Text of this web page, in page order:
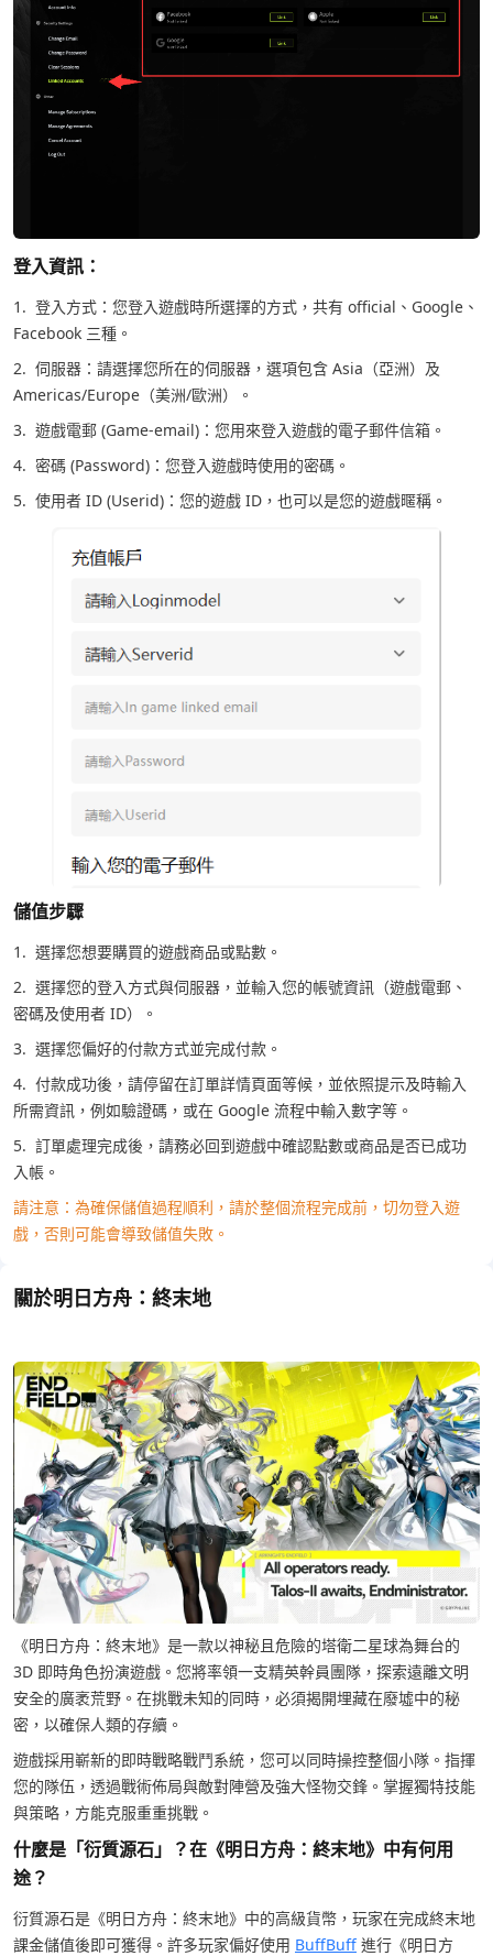
登入資訊：
1. 登入方式：您登入遊戲時所選擇的方式，共有 official、Google、
Facebook 三種。
2. 伺服器：請選擇您所在的伺服器，選項包含 Asia（亞洲）及
Americas/Europe（美洲/歐洲）。
3. 遊戲電郵 (Game-email)：您用來登入遊戲的電子郵件信箱。
4. 密碼 (Password)：您登入遊戲時使用的密碼。
5. 使用者 ID (Userid)：您的遊戲 ID，也可以是您的遊戲暱稱。
儲值步驟
1. 選擇您想要購買的遊戲商品或點數。
2. 選擇您的登入方式與伺服器，並輸入您的帳號資訊（遊戲電郵、
密碼及使用者 ID）。
3. 選擇您偏好的付款方式並完成付款。
4. 付款成功後，請停留在訂單詳情頁面等候，並依照提示及時輸入
所需資訊，例如驗證碼，或在 Google 流程中輸入數字等。
5. 訂單處理完成後，請務必回到遊戲中確認點數或商品是否已成功
入帳。
請注意：為確保儲值過程順利，請於整個流程完成前，切勿登入遊
戲，否則可能會導致儲值失敗。
關於明日方舟：終末地
《明日方舟：終末地》是一款以神秘且危險的塔衛二星球為舞台的
3D 即時角色扮演遊戲。您將率領一支精英幹員團隊，探索遠離文明
安全的廣袤荒野。在挑戰未知的同時，必須揭開埋藏在廢墟中的秘
密，以確保人類的存續。
遊戲採用嶄新的即時戰略戰鬥系統，您可以同時操控整個小隊。指揮
您的隊伍，透過戰術佈局與敵對陣營及強大怪物交鋒。掌握獨特技能
與策略，方能克服重重挑戰。
什麼是「衍質源石」？在《明日方舟：終末地》中有何用
途？
衍質源石是《明日方舟：終末地》中的高級貨幣，玩家在完成終末地
課金儲值後即可獲得。許多玩家偏好使用 BuffBuff 進行《明日方